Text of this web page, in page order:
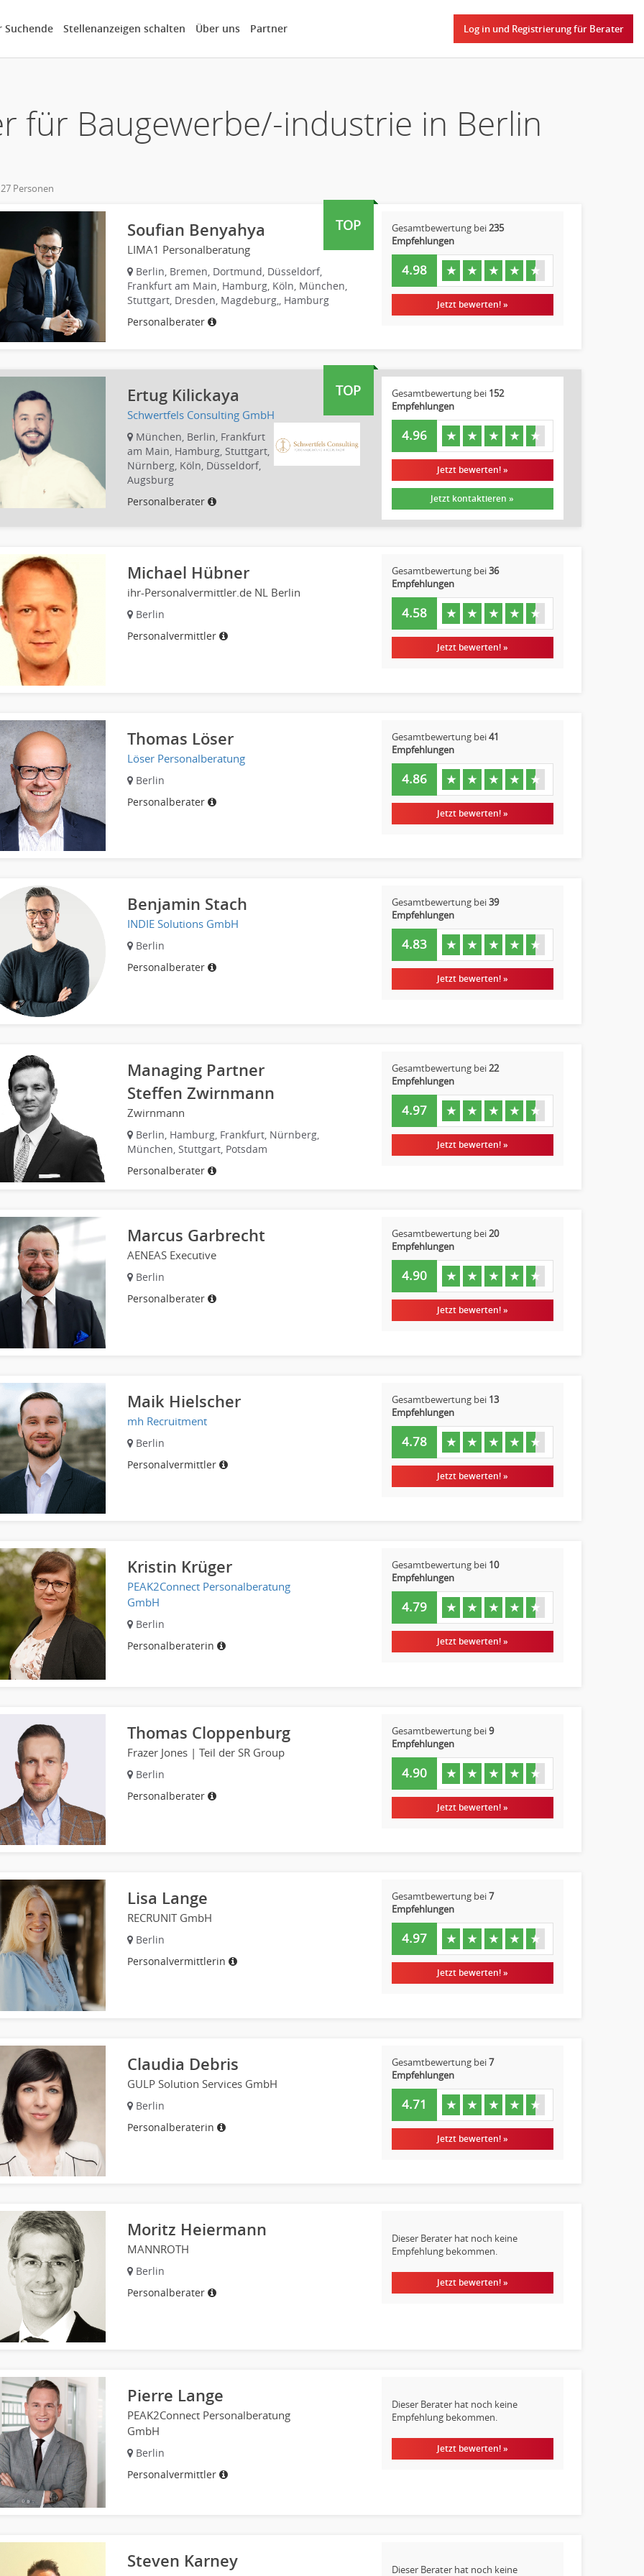
Suchende Stellenanzeigen schalten Über uns Partner Log in und Registrierung für Berater
für Baugewerbe/-industrie in Berlin
Personen
TOP
Soufian Benyahya
LIMA1 Personalberatung
Berlin, Bremen, Dortmund, Düsseldorf,
Frankfurt am Main, Hamburg, Köln, München,
Stuttgart, Dresden, Magdeburg,, Hamburg
Personalberater
Gesamtbewertung bei235
Empfehlungen
4.98 ★ ★ ★ ★ ★
Jetzt bewerten! »
TOP
Ertug Kilickaya
Schwertfels Consulting GmbH
München, Berlin, Frankfurt
am Main, Hamburg, Stuttgart,
Nürnberg, Köln, Düsseldorf,
Augsburg
Personalberater
Gesamtbewertung bei 152
Empfehlungen
4.96 ★ ★ ★ ★ ★
Jetzt bewerten! »
Jetzt kontaktieren »
Michael Hübner
ihr-Personalvermittler.de NL Berlin
Berlin
Personalvermittler
Gesamtbewertung bei36
Empfehlungen
4.58 ★ ★ ★ ★ ★
Jetzt bewerten! »
Thomas Löser
Löser Personalberatung
Berlin
Personalberater
Gesamtbewertung bei41
Empfehlungen
4.86 ★ ★ ★ ★ ★
Jetzt bewerten! »
Benjamin Stach
INDIE Solutions GmbH
Berlin
Personalberater
Gesamtbewertung bei39
Empfehlungen
4.83 ★ ★ ★ ★ ★
Jetzt bewerten! »
Managing Partner
Steffen Zwirnmann
Zwirnmann
Berlin, Hamburg, Frankfurt, Nürnberg,
München, Stuttgart, Potsdam
Personalberater
Gesamtbewertung bei22
Empfehlungen
4.97 ★ ★ ★ ★ ★
Jetzt bewerten! »
Marcus Garbrecht
AENEAS Executive
Berlin
Personalberater
Gesamtbewertung bei20
Empfehlungen
4.90 ★ ★ ★ ★ ★
Jetzt bewerten! »
Maik Hielscher
mh Recruitment
Berlin
Personalvermittler
Gesamtbewertung bei 13
Empfehlungen
4.78 ★ ★ ★ ★ ★
Jetzt bewerten! »
Kristin Krüger
PEAK2Connect Personalberatung
GmbH
Berlin
Personalberaterin
Gesamtbewertung bei 10
Empfehlungen
4.79 ★ ★ ★ ★ ★
Jetzt bewerten! »
Thomas Cloppenburg
Frazer Jones | Teil der SR Group
Berlin
Personalberater
Gesamtbewertung bei9
Empfehlungen
4.90 ★ ★ ★ ★ ★
Jetzt bewerten! »
Lisa Lange
RECRUNIT GmbH
Berlin
Personalvermittlerin
Gesamtbewertung bei7
Empfehlungen
4.97 ★ ★ ★ ★ ★
Jetzt bewerten! »
Claudia Debris
GULP Solution Services GmbH
Berlin
Personalberaterin
Gesamtbewertung bei7
Empfehlungen
4.71 ★ ★ ★ ★ ★
Jetzt bewerten! »
Moritz Heiermann
MANNROTH
Berlin
Personalberater
Dieser Berater hat noch keine
Empfehlung bekommen.
Jetzt bewerten! »
Pierre Lange
PEAK2Connect Personalberatung
GmbH
Berlin
Personalvermittler
Dieser Berater hat noch keine
Empfehlung bekommen.
Jetzt bewerten! »
Steven Karney Dieser Berater hat noch keine